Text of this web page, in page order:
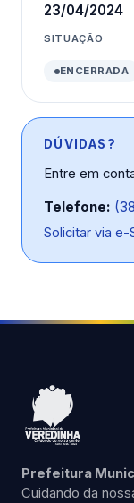
23/04/2024
SITUAÇÃO
ENCERRADA
DÚVIDAS?
Entre em
Telefone:
Solicitar via
Prefeitura
Cuidando da